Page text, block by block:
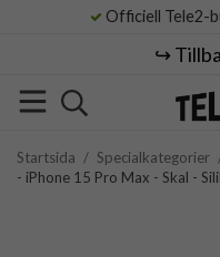
Officiell Tele2-
↪️
Startsida / Specialkategorier
- iPhone 15 Pro Max - Skal -